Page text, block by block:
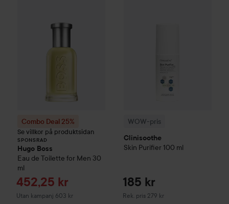
Combo Deal 25%
Se villkor på produktsidan
SPONSRAD
Hugo Boss
Eau de Toilette for Men 30
ml
Reapris
452,25 kr
Utan kampanj 603 kr
WOW-pris
Clinisoothe
Skin Purifier 100 ml
185 kr
Rek. pris 279 kr
Rekommenderat pris 279 kr